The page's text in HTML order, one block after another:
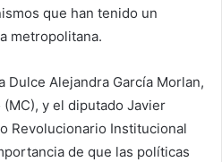
que han tenido un
metropolitana.
Dulce Alejandra García Morlan,
y el diputado Javier
Revolucionario Institucional
de que las políticas